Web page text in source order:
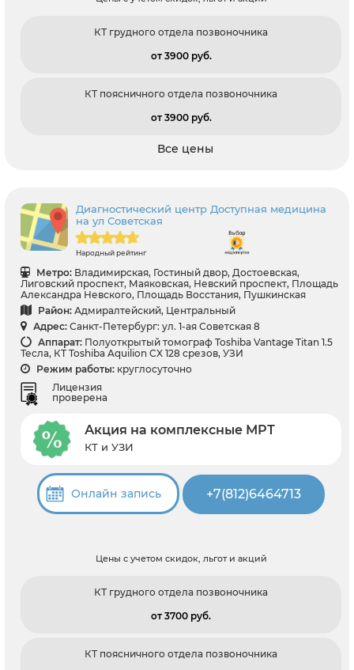
КТ грудного отдела позвоночника
от 3900 pуб.
КТ поясничного отдела позвоночника
от 3900 pуб.
Все цены
Диагностический центр Доступная медицина
на ул Советская
Народный рейтинг
Метро: Владимирская, Гостиный двор, Достоевская,
Лиговский проспект, Маяковская, Невский проспект, Площадь
Александра Невского, Площадь Восстания, Пушкинская
Район: Адмиралтейский, Центральный
Адрес: Санкт-Петербург: ул. 1-ая Советская 8
Аппарат: Полуоткрытый томограф Toshiba Vantage Titan 1.5
Тесла, КТ Toshiba Aquilion CX 128 срезов, УЗИ
Режим работы: круглосуточно
Лицензия
проверена
Акция на комплексные МРТ
КТ и УЗИ
Онлайн запись +7(812)6464713
Цены с учетом скидок, льгот и акций
КТ грудного отдела позвоночника
от 3700 pуб.
КТ поясничного отдела позвоночника